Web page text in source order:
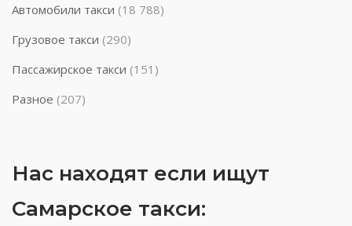
Автомобили такси (18 788)
Грузовое такси (290)
Пассажирское такси (151)
Разное (207)
Нас находят если ищут
Самарское такси: